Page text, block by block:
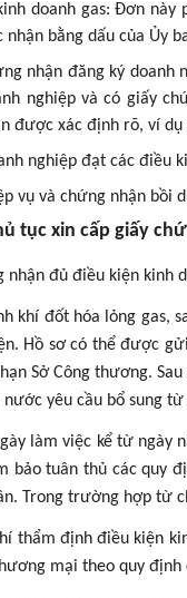
doanh gas: Đơn
bằng dấu của Ủy
nhận đăng ký
nghiệp và có giấy
được xác định rõ, ví
nghiệp đạt các điều
vụ và chứng nhận bồi
tục xin cấp giấy
nhận đủ điều kiện kinh
khí đốt hóa lỏng gas,
Hồ sơ có thể được
Sở Công thương.
yêu cầu bổ sung
làm việc kể từ ngày
bảo tuân thủ các quy
Trong trường hợp từ
thẩm định điều kiện
mại theo quy định